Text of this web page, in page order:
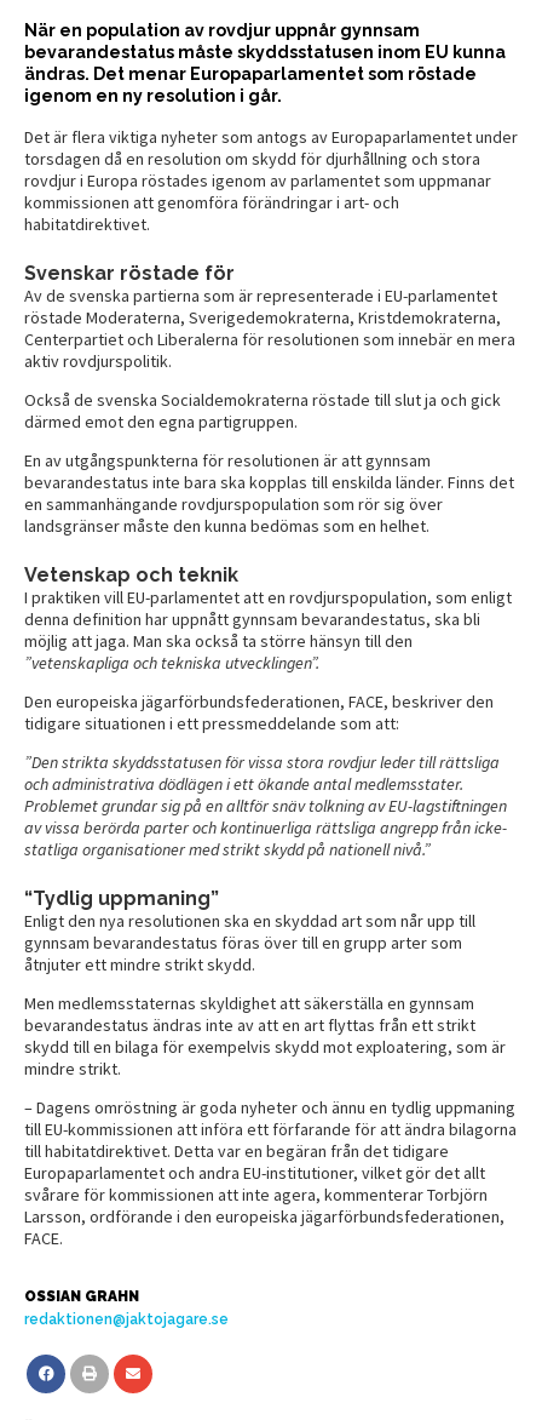
När en population av rovdjur uppnår gynnsam
bevarandestatus måste skyddsstatusen inom EU kunna
ändras. Det menar Europaparlamentet som röstade
igenom en ny resolution i går.
Det är flera viktiga nyheter som antogs av Europaparlamentet under
torsdagen då en resolution om skydd för djurhållning och stora
rovdjur i Europa röstades igenom av parlamentet som uppmanar
kommissionen att genomföra förändringar i art- och
habitatdirektivet.
Svenskar röstade för
Av de svenska partierna som är representerade i EU-parlamentet
röstade Moderaterna, Sverigedemokraterna, Kristdemokraterna,
Centerpartiet och Liberalerna för resolutionen som innebär en mera
aktiv rovdjurspolitik.
Också de svenska Socialdemokraterna röstade till slut ja och gick
därmed emot den egna partigruppen.
En av utgångspunkterna för resolutionen är att gynnsam
bevarandestatus inte bara ska kopplas till enskilda länder. Finns det
en sammanhängande rovdjurspopulation som rör sig över
landsgränser måste den kunna bedömas som en helhet.
Vetenskap och teknik
I praktiken vill EU-parlamentet att en rovdjurspopulation, som enligt
denna definition har uppnått gynnsam bevarandestatus, ska bli
möjlig att jaga. Man ska också ta större hänsyn till den
”vetenskapliga och tekniska utvecklingen”.
Den europeiska jägarförbundsfederationen, FACE, beskriver den
tidigare situationen i ett pressmeddelande som att:
”Den strikta skyddsstatusen för vissa stora rovdjur leder till rättsliga
och administrativa dödlägen i ett ökande antal medlemsstater.
Problemet grundar sig på en alltför snäv tolkning av EU-lagstiftningen
av vissa berörda parter och kontinuerliga rättsliga angrepp från icke-
statliga organisationer med strikt skydd på nationell nivå.”
“Tydlig uppmaning”
Enligt den nya resolutionen ska en skyddad art som når upp till
gynnsam bevarandestatus föras över till en grupp arter som
åtnjuter ett mindre strikt skydd.
Men medlemsstaternas skyldighet att säkerställa en gynnsam
bevarandestatus ändras inte av att en art flyttas från ett strikt
skydd till en bilaga för exempelvis skydd mot exploatering, som är
mindre strikt.
– Dagens omröstning är goda nyheter och ännu en tydlig uppmaning
till EU-kommissionen att införa ett förfarande för att ändra bilagorna
till habitatdirektivet. Detta var en begäran från det tidigare
Europaparlamentet och andra EU-institutioner, vilket gör det allt
svårare för kommissionen att inte agera, kommenterar Torbjörn
Larsson, ordförande i den europeiska jägarförbundsfederationen,
FACE.
OSSIAN GRAHN
redaktionen@jaktojagare.se